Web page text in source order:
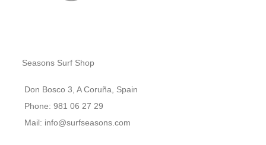
Seasons Surf Shop
Don Bosco 3, A Coruña, Spain
Phone: 981 06 27 29
Mail: info@surfseasons.com